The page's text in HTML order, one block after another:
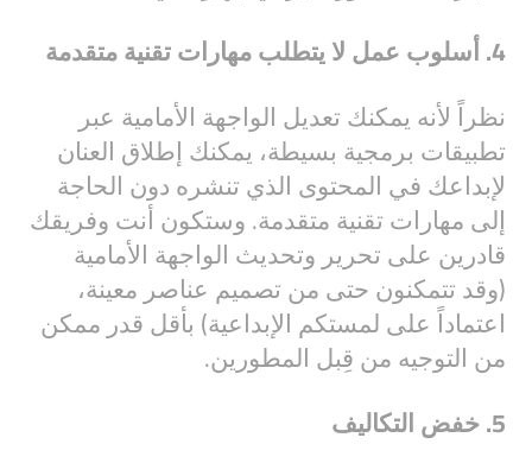
4. أسلوب عمل لا يتطلب مهارات تقنية متقدمة
نظراً لأنه يمكنك تعديل الواجهة الأمامية عبر
تطبيقات برمجية بسيطة، يمكنك إطلاق العنان
لإبداعك في المحتوى الذي تنشره دون الحاجة
إلى مهارات تقنية متقدمة. وستكون أنت وفريقك
قادرين على تحرير وتحديث الواجهة الأمامية
(وقد تتمكنون حتى من تصميم عناصر معينة،
اعتماداً على لمستكم الإبداعية) بأقل قدر ممكن
من التوجيه من قِبل المطورين.
5. خفض التكاليف